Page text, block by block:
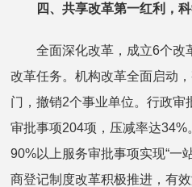
四、共享改革第一红利，
全面深化改革，成立6个改
改革任务。机构改革全面启动
门，撤销2个事业单位。行政审
审批事项204项，压减率达34%
90%以上服务审批事项实现“一
商登记制度改革积极推进，有